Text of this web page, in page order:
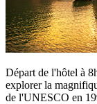
Départ de l'hôtel à
explorer la
de l'UNESCO en